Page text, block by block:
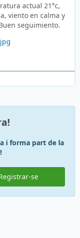
actual 21°c,
viento en calma y
seguimiento.
i forma part de la
se